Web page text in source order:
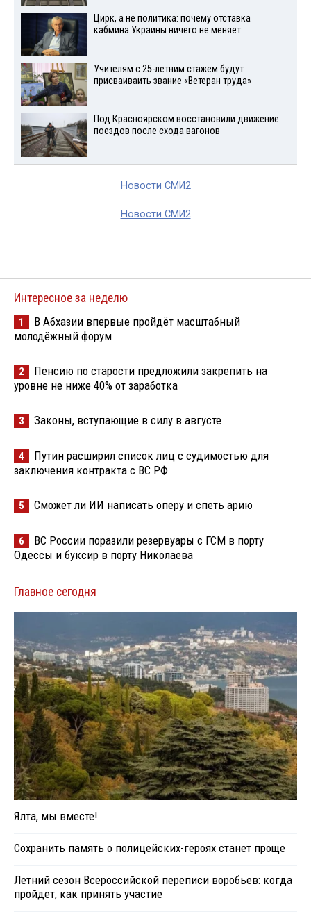
Цирк, а не политика: почему отставка
кабмина Украины ничего не меняет
Учителям с 25-летним стажем будут
присваиваить звание «Ветеран труда»
Под Красноярском восстановили движение
поездов после схода вагонов
Новости СМИ2
Новости СМИ2
Интересное за неделю
1
В Абхазии впервые пройдёт масштабный
молодёжный форум
2
Пенсию по старости предложили закрепить на
уровне не ниже 40% от заработка
3 Законы, вступающие в силу в августе
4
Путин расширил список лиц с судимостью для
заключения контракта с ВС РФ
5 Сможет ли ИИ написать оперу и спеть арию
6
ВС России поразили резервуары с ГСМ в порту
Одессы и буксир в порту Николаева
Главное сегодня
Ялта, мы вместе!
Сохранить память о полицейских-героях станет проще
Летний сезон Всероссийской переписи воробьев: когда
пройдет, как принять участие